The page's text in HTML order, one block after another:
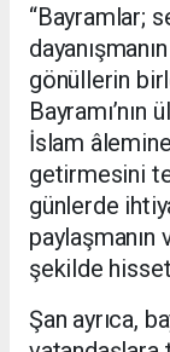
“Bayramlar;
gönüllerin
İslam
getirmesini
günlerde
şekilde
Şan ayrıca,